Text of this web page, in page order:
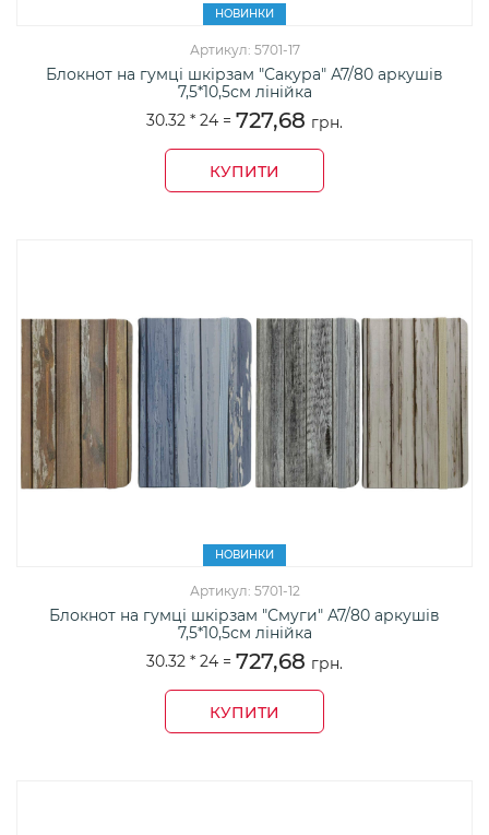
НОВИНКИ
Артикул: 5701-17
Блокнот на гумці шкірзам "Сакура" А7/80 аркушів
7,5*10,5см лінійка
30.32 * 24 = 727,68 грн.
КУПИТИ
НОВИНКИ
Артикул: 5701-12
Блокнот на гумці шкірзам "Смуги" А7/80 аркушів
7,5*10,5см лінійка
30.32 * 24 = 727,68 грн.
КУПИТИ